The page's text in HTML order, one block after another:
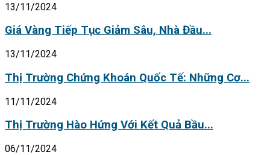
13/11/2024
Giá Vàng Tiếp Tục Giảm Sâu, Nhà Đầu...
13/11/2024
Thị Trường Chứng Khoán Quốc Tế: Những Cơ...
11/11/2024
Thị Trường Hào Hứng Với Kết Quả Bầu...
06/11/2024